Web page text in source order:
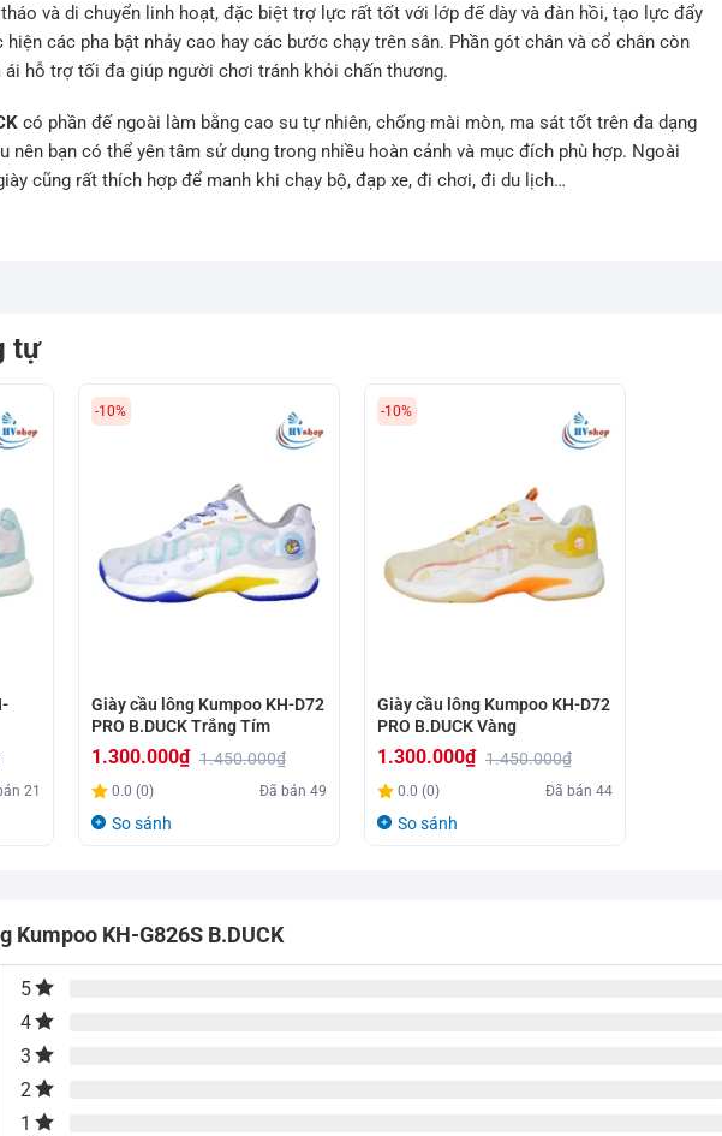
và di chuyển linh hoạt, đặc biệt trợ lực rất tốt với lớp đế dày và đàn hồi, tạo lực đẩy
các pha bật nhảy cao hay các bước chạy trên sân. Phần gót chân và cổ chân còn
hỗ trợ tối đa giúp người chơi tránh khỏi chấn thương.
có phần đế ngoài làm bằng cao su tự nhiên, chống mài mòn, ma sát tốt trên đa dạng
nên bạn có thể yên tâm sử dụng trong nhiều hoàn cảnh và mục đích phù hợp. Ngoài
cũng rất thích hợp để manh khi chạy bộ, đạp xe, đi chơi, đi du lịch…
tự
21
-10%
Giày cầu lông Kumpoo KH-D72
PRO B.DUCK Trắng Tím
1.450.000₫
Giá
gốc
1.300.000₫
Giá
hiện
0.0 (0) Đã bán49
So sánh
-10%
Giày cầu lông Kumpoo KH-D72
PRO B.DUCK Vàng
1.450.000₫
Giá
gốc
1.300.000₫
Giá
hiện
0.0 (0) Đã bán44
So sánh
Kumpoo KH-G826S B.DUCK
5
4
3
2
1